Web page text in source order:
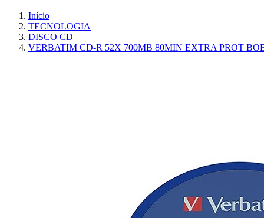
Início
TECNOLOGIA
DISCO CD
VERBATIM CD-R 52X 700MB 80MIN EXTRA PROT